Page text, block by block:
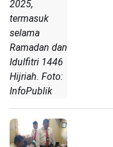
2025,
termasuk
selama
Ramadan dan
Idulfitri 1446
Hijriah. Foto:
InfoPublik